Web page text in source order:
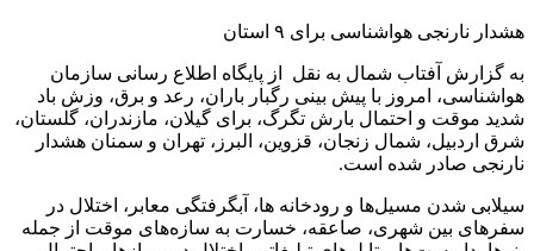
هشدار نارنجی هواشناسی برای ۹ استان
به گزارش آفتاب شمال به نقل از پایگاه اطلاع رسانی سازمان
هواشناسی، امروز با پیش بینی رگبار باران، رعد و برق، وزش باد
شدید موقت و احتمال بارش تگرگ، برای گیلان، مازندران، گلستان،
شرق اردبیل، شمال زنجان، قزوین، البرز، تهران و سمنان هشدار
نارنجی صادر شده است.
سیلابی شدن مسیل‌ها و رودخانه ها، آبگرفتگی معابر، اختلال در
سفر‌های بین شهری، صاعقه، خسارت به سازه‌های موقت از جمله